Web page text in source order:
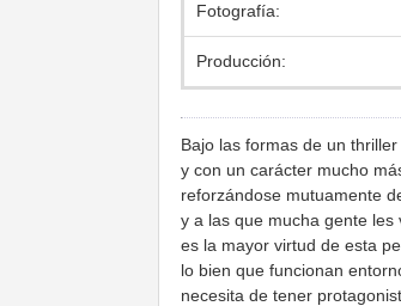
Fotografía:
Producción:
Bajo las formas de un
y con un carácter mucho
reforzándose mutuamente
y a las que mucha gente
es la mayor virtud de esta
lo bien que funcionan
necesita de tener